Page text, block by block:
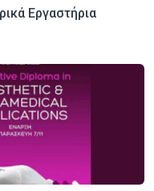
Εργαστήρια